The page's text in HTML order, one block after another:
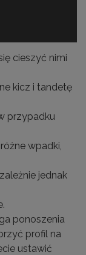
cieszyć nimi
kicz i tandetę
przypadku
wpadki,
jednak
ponoszenia
profil na
ustawić